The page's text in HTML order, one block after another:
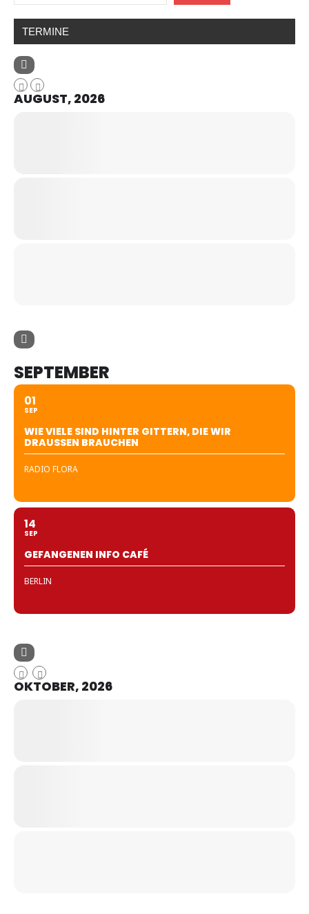
TERMINE
AUGUST, 2026
SEPTEMBER
01
SEP
WIE VIELE SIND HINTER GITTERN, DIE WIR
DRAUSSEN BRAUCHEN
RADIO FLORA
14
SEP
GEFANGENEN INFO CAFÉ
BERLIN
OKTOBER, 2026